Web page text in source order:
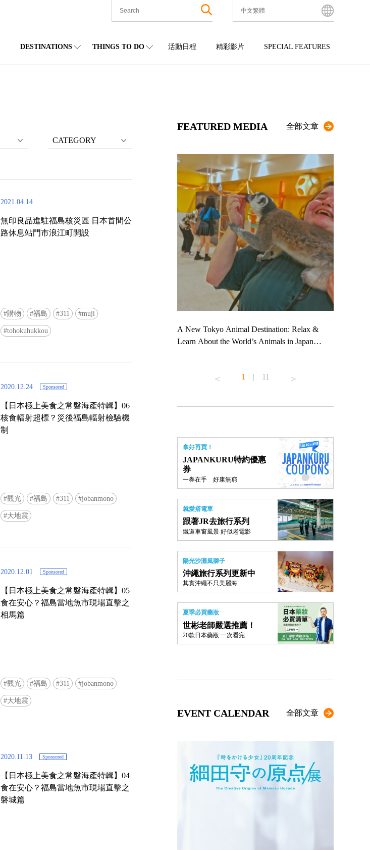
中文繁體
Tiếng Việt
DESTINATIONS THINGS TO DO 活動日程 精彩影片 SPECIAL FEATURES
CATEGORY
2021.04.14
無印良品進駐福島核災區 日本首間公
路休息站門市浪江町開設
購物 福島 311 muji
tohokuhukkou
2020.12.24 Sponsored
【日本極上美食之常磐海產特輯】06
核食輻射超標？災後福島輻射檢驗機
制
觀光 福島 311 jobanmono
大地震
2020.12.01 Sponsored
【日本極上美食之常磐海產特輯】05
食在安心？福島當地魚市現場直擊之
相馬篇
觀光 福島 311 jobanmono
大地震
2020.11.13 Sponsored
【日本極上美食之常磐海產特輯】04
食在安心？福島當地魚市現場直擊之
磐城篇
FEATURED MEDIA 全部文章
Ready to see TeamLab in Kyoto!? At TeamLab
>> Find out more at Japankuru.com! (link in bio)
#japankuru #teamlab #teamlabbiovortex #kyoto
#kyototrip #japantravel #artnews
A New Tokyo Animal Destination: Relax &
Learn About the World’s Animals in Japan
#japantrip #카피바라 #애니터치 #아이와가볼
#anitouchtokyodome
1 | 11
拿好再買！
JAPANKURU特約優惠
券
一券在手 好康無窮
就愛搭電車
跟著JR去旅行系列
鐵道車窗風景 好似老電影
陽光沙灘風獅子
沖繩旅行系列更新中
其實沖繩不只美麗海
夏季必買藥妝
世彬老師嚴選推薦！
20款日本藥妝 一次看完
EVENT CALENDAR 全部文章